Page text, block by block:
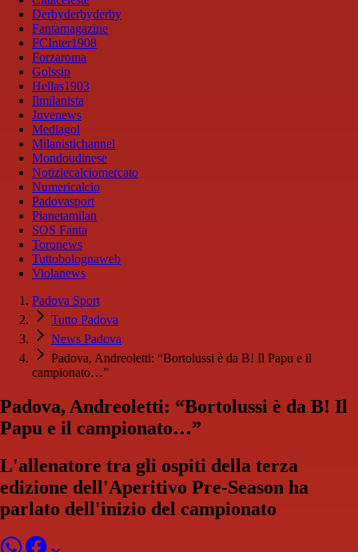
Derbyderbyderby
Fantamagazine
FCInter1908
Forzaroma
Golssip
Hellas1903
Ilmilanista
Juvenews
Mediagol
Milanistichannel
Mondoudinese
Notiziecalciomercato
Numericalcio
Padovasport
Pianetamilan
SOS Fanta
Toronews
Tuttobolognaweb
Violanews
Padova Sport
Tutto Padova
News Padova
Padova, Andreoletti: “Bortolussi è da B! Il Papu e il
campionato…”
Padova, Andreoletti: “Bortolussi è da B! Il
Papu e il campionato…”
L'allenatore tra gli ospiti della terza
edizione dell'Aperitivo Pre-Season ha
parlato dell'inizio del campionato